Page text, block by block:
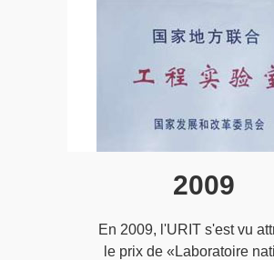
2009
En 2009, l'URIT s'est vu
le prix de «Laboratoire